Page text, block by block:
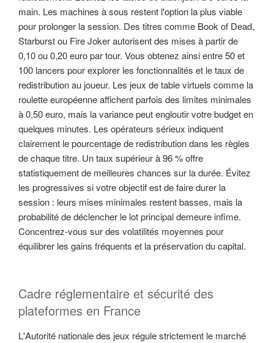
main. Les machines à sous restent l'option la plus viable
pour prolonger la session. Des titres comme Book of Dead,
Starburst ou Fire Joker autorisent des mises à partir de
0,10 ou 0,20 euro par tour. Vous obtenez ainsi entre 50 et
100 lancers pour explorer les fonctionnalités et le taux de
redistribution au joueur. Les jeux de table virtuels comme la
roulette européenne affichent parfois des limites minimales
à 0,50 euro, mais la variance peut engloutir votre budget en
quelques minutes. Les opérateurs sérieux indiquent
clairement le pourcentage de redistribution dans les règles
de chaque titre. Un taux supérieur à 96 % offre
statistiquement de meilleures chances sur la durée. Évitez
les progressives si votre objectif est de faire durer la
session : leurs mises minimales restent basses, mais la
probabilité de déclencher le lot principal demeure infime.
Concentrez-vous sur des volatilités moyennes pour
équilibrer les gains fréquents et la préservation du capital.
Cadre réglementaire et sécurité des
plateformes en France
L'Autorité nationale des jeux régule strictement le marché